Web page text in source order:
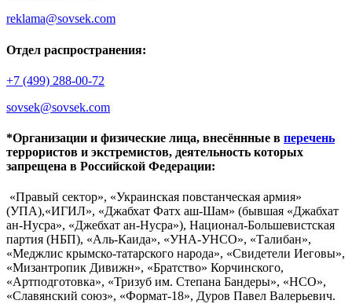
reklama@sovsek.com
Отдел распространения:
+7 (499) 288-00-72
sovsek@sovsek.com
*Организации и физические лица, внесённные в перечень
террористов и экстремистов, деятельность которых
запрещена в Российской Федерации:
«Правый сектор», «Украинская повстанческая армия»
(УПА),«ИГИЛ», «Джабхат Фатх аш-Шам» (бывшая «Джабхат
ан-Нусра», «Джебхат ан-Нусра»), Национал-Большевистская
партия (НБП), «Аль-Каида», «УНА-УНСО», «Талибан»,
«Меджлис крымско-татарского народа», «Свидетели Иеговы»,
«Мизантропик Дивижн», «Братство» Корчинского,
«Артподготовка», «Тризуб им. Степана Бандеры», «НСО»,
«Славянский союз», «Формат-18», Дуров Павел Валерьевич.